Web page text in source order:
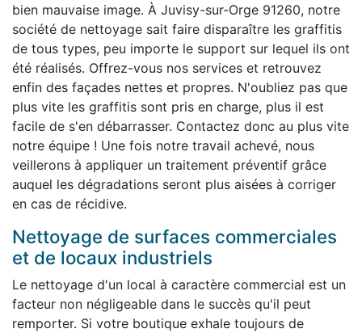
bien mauvaise image. À Juvisy-sur-Orge 91260, notre
société de nettoyage sait faire disparaître les graffitis
de tous types, peu importe le support sur lequel ils ont
été réalisés. Offrez-vous nos services et retrouvez
enfin des façades nettes et propres. N'oubliez pas que
plus vite les graffitis sont pris en charge, plus il est
facile de s'en débarrasser. Contactez donc au plus vite
notre équipe ! Une fois notre travail achevé, nous
veillerons à appliquer un traitement préventif grâce
auquel les dégradations seront plus aisées à corriger
en cas de récidive.
Nettoyage de surfaces commerciales
et de locaux industriels
Le nettoyage d'un local à caractère commercial est un
facteur non négligeable dans le succès qu'il peut
remporter. Si votre boutique exhale toujours de